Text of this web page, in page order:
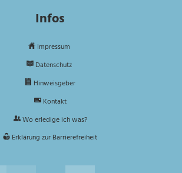
Infos
Impressum
Datenschutz
Hinweisgeber
Kontakt
Wo erledige ich was?
Erklärung zur Barrierefreiheit